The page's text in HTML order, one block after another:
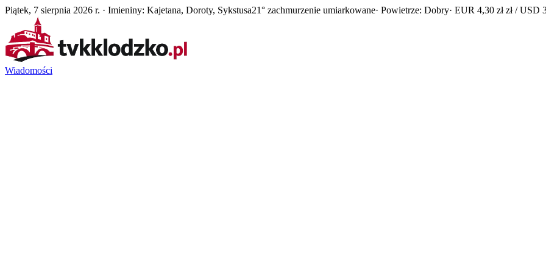
Piątek, 7 sierpnia 2026 r. · Imieniny: Kajetana, Doroty, Sykstusa21° zachmurzenie umiarkowane· Powietrze: Dobry· EUR 4,30 zł zł / USD
Wiadomości